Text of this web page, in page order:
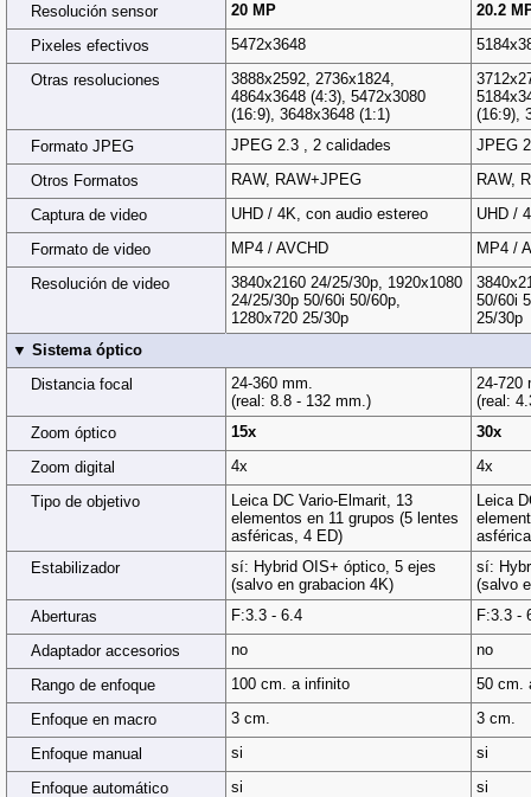
Resolución sensor
20 MP
20.2
Pixeles efectivos
5472x3648
Otras resoluciones
3888x2592, 2736x1824,
4864x3648 (4:3), 5472x3080
(16:9), 3648x3648 (1:1)
(16:9),
Formato JPEG
JPEG 2.3 , 2 calidades
JPEG
Otros Formatos
RAW, RAW+JPEG
RAW,
Captura de video
UHD / 4K, con audio estereo
UHD /
Formato de video
MP4 / AVCHD
MP4 /
Resolución de video
3840x2160 24/25/30p, 1920x1080
24/25/30p 50/60i 50/60p,
1280x720 25/30p
50/60i
25/30p
▼ Sistema óptico
Distancia focal
24-360 mm.
(real: 8.8 - 132 mm.)
24-720
(real:
Zoom óptico
15x
30x
Zoom digital
4x
4x
Tipo de objetivo
Leica DC Vario-Elmarit, 13
elementos en 11 grupos (5 lentes
asféricas, 4 ED)
Leica
Estabilizador
sí: Hybrid OIS+ óptico, 5 ejes
(salvo en grabacion 4K)
sí:
(salvo
Aberturas
F:3.3 - 6.4
F:3.3 -
Adaptador accesorios
no
no
Rango de enfoque
100 cm. a infinito
50 cm.
Enfoque en macro
3 cm.
3 cm.
Enfoque manual
si
si
Enfoque automático
si si